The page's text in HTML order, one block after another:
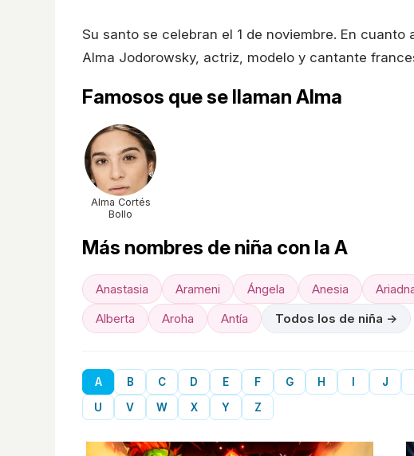
Su santo se celebran el 1 de noviembre. En
Alma Jodorowsky, actriz, modelo y cantante
Famosos que se llaman Alma
Alma Cortés
Bollo
Más nombres de niña con la A
Anastasia Arameni Ángela Anesia
Alberta
Aroha Antía Todos los de niña →
A B C D E F G H J
U
V W X Y Z